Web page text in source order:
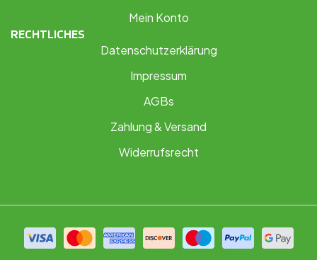
Mein Konto
RECHTLICHES
Datenschutzerklärung
Impressum
AGBs
Zahlung & Versand
Widerrufsrecht